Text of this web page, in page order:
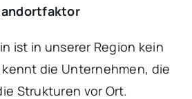
ist in unserer Region kein
die Unternehmen, die
Strukturen vor Ort.